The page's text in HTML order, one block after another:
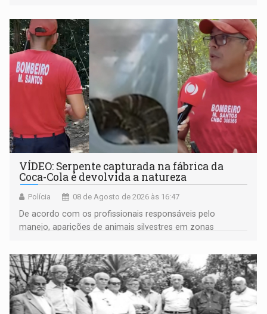
VÍDEO: Serpente capturada na fábrica da
Coca-Cola é devolvida a natureza
Polícia 08 de Agosto de 2026 às 16:47
De acordo com os profissionais responsáveis pelo
manejo, aparições de animais silvestres em zonas